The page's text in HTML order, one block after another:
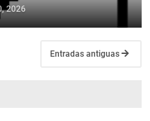
2026
Entradas antiguas